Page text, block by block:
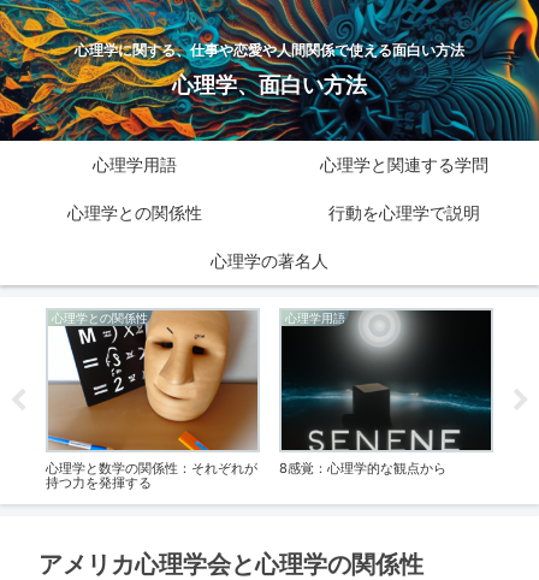
心理学に関する、仕事や恋愛や人間関係で使える面白い方法
心理学、面白い方法
心理学用語 心理学と関連する学問
心理学との関係性 行動を心理学で説明
心理学の著名人
心理学との関係性
心理学と数学の関係性：それぞれが
持つ力を発揮する
心理学用語
8感覚：心理学的な観点から
アメリカ心理学会と心理学の関係性